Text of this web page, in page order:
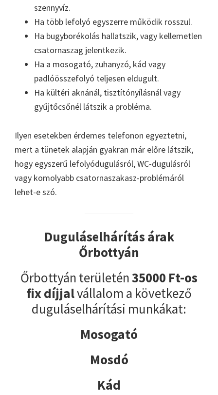
szennyvíz.
Ha több lefolyó egyszerre működik rosszul.
Ha bugyborékolás hallatszik, vagy kellemetlen
csatornaszag jelentkezik.
Ha a mosogató, zuhanyzó, kád vagy
padlóösszefolyó teljesen eldugult.
Ha kültéri aknánál, tisztítónyílásnál vagy
gyűjtőcsőnél látszik a probléma.
Ilyen esetekben érdemes telefonon egyeztetni,
mert a tünetek alapján gyakran már előre látszik,
hogy egyszerű lefolyódugulásról, WC-dugulásról
vagy komolyabb csatornaszakasz-problémáról
lehet-e szó.
Duguláselhárítás árak
Őrbottyán
Őrbottyán területén35000 Ft-os
fix díjjalvállalom a következő
duguláselhárítási munkákat:
Mosogató
Mosdó
Kád